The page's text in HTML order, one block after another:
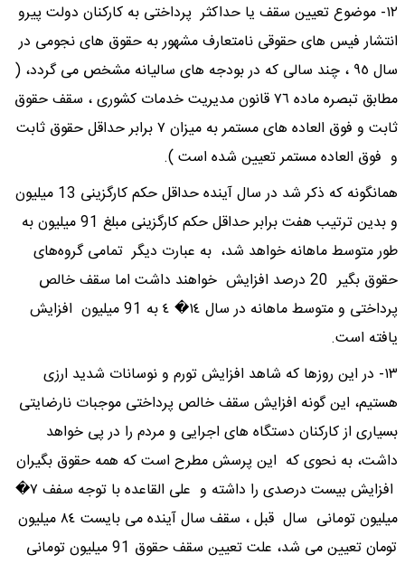
١٢- موضوع تعیین سقف یا حداکثر پرداختی به کارکنان دولت پیرو
انتشار فیس های حقوقی نامتعارف مشهور به حقوق های نجومی در
سال ٩٥ ، چند سالی که در بودجه های سالیانه مشخص می گردد، (
مطابق تبصره ماده ٧٦ قانون مدیریت خدمات کشوری ، سقف حقوق
ثابت و فوق العاده های مستمر به میزان ٧ برابر حداقل حقوق ثابت
و فوق العاده مستمر تعیین شده است ).
همانگونه که ذکر شد در سال آینده حداقل حکم کارگزینی 13 میلیون
و بدین ترتیب هفت برابر حداقل حکم کارگزینی مبلغ 91 میلیون به
طور متوسط ماهانه خواهد شد، به عبارت دیگر تمامی گروه‌های
حقوق بگیر 20 درصد افزایش خواهند داشت اما سقف خالص
پرداختی و متوسط ماهانه در سال ١٤� ٤ به 91 میلیون افزایش
یافته است.
١٣- در این روزها که شاهد افزایش تورم و نوسانات شدید ارزی
هستیم، این گونه افزایش سقف خالص پرداختی موجبات نارضایتی
بسیاری از کارکنان دستگاه های اجرایی و مردم را در پی خواهد
داشت، به نحوی که این پرسش مطرح است که همه حقوق بگیران
افزایش بیست درصدی را داشته و علی القاعده با توجه سفف ٧�
میلیون تومانی سال قبل ، سقف سال آینده می بایست ٨٤ میلیون
تومان تعیین می شد، علت تعیین سقف حقوق 91 میلیون تومانی